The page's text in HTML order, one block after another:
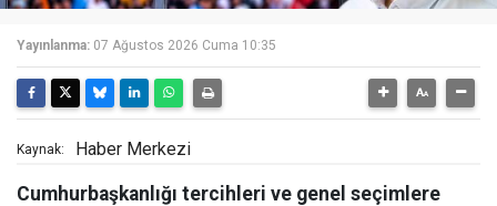
Yayınlanma: 07 Ağustos 2026 Cuma 10:35
Kaynak: Haber Merkezi
Cumhurbaşkanlığı tercihleri ve genel seçimlere